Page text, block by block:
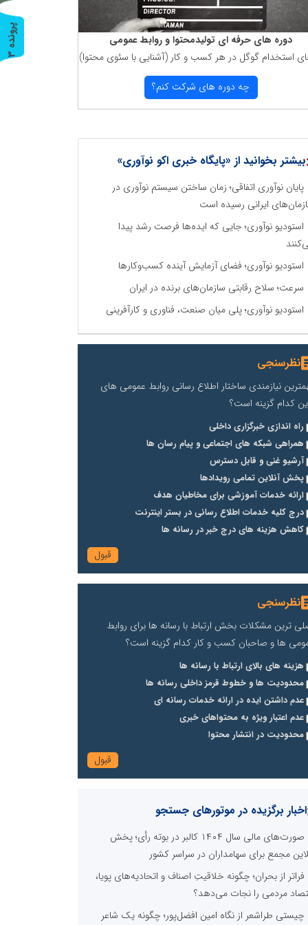
دوره های حرفه ای تولیدمحتوا و روابط عمومی
استخدام گوگل در هر كسب و كار (آشنایی با سئوی محتوا)
چه دوره های شركت كنم؟
بیشتر بخوانید از «پایگاه خبری اکو نوآوری»
پایان نوآوری اتفاقی؛ زمان ساختن سیستم نوآوری در
ایرانی رسیده است
استودیو نوآوری؛ جایی که ایده‌ها فرصت رشد پیدا
استودیو نوآوری؛ فضای آزمایش آینده کسب‌وکارها
سرعت؛ سلاح رقابتی سازمان‌های برنده در ایران
استودیو نوآوری؛ پلی میان صنعت، فناوری و کارآفرینی
نظرسنجی
نیازمندی ساختار اطلاع رسانی روابط عمومی های
کدام گزینه است؟
راه اندازی خبرگزاری داخلی
همراهی شبکه های اجتماعی و پیام رسان ها
آرشیو غنی و قابل دسترس
پخش آنلاین تمامی رویدادها
ارائه خدمات آموزشی برای مخاطیان هدف
درج کلیه خدمات اطلاع رسانی در بستر اینترنت
کاهش هزینه های درج خبر در رسانه ها
نظرسنجی
ترین مشکلات بخش ارتباط با رسانه ها برای روابط
ها و صاحبان کسب و کار کدام گزینه است؟
هزینه های بالای ارتباط با رسانه ها
محدودیت ها و خطوط قرمز داخلی رسانه ها
عدم داشتن ایده در ارائه خدمات رسانه ای
عدم اعتبار ویژه به محتواهای خبری
محدودیت در انتشار محتوا
اخبار برگزیده در موتورهای جستجو
صورت‌های مالی سال ۱۴۰۴ کالبر در بوته رأی؛ پخش
مجمع برای سهامداران در سراسر کشور
فراتر از بحران؛ چگونه خلاقیتِ اصناف و اتحادیه‌های پویا،
مردمی را نجات می‌دهد؟
چیستی طراشعر از نگاه امین افضل‌پور؛ چگونه یک شاعر
پ
ر
و
ن
د
ه
3